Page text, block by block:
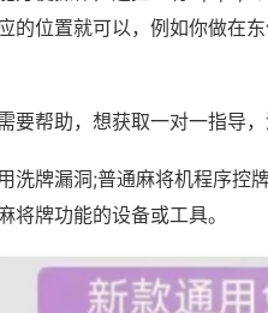
的位置就可以，例如你做在
要帮助，想获取一对一指导
洗牌漏洞;普通麻将机程序控
将牌功能的设备或工具。